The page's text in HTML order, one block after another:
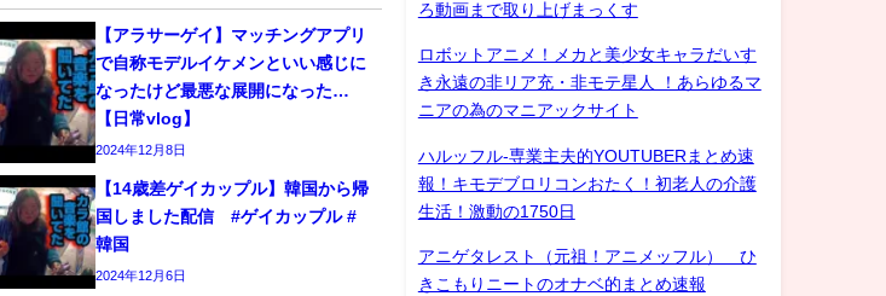
【アラサーゲイ】マッチングアプリ
で自称モデルイケメンといい感じに
なったけど最悪な展開になった…
【日常vlog】
2024年12月8日
【14歳差ゲイカップル】韓国から帰
国しました配信 #ゲイカップル #
韓国
2024年12月6日
ろ動画まで取り上げまっくす
ロボットアニメ！メカと美少女キャラだいす
き永遠の非リア充・非モテ星人 ！あらゆるマ
ニアの為のマニアックサイト
ハルッフル-専業主夫的YOUTUBERまとめ速
報！キモデブロリコンおたく！初老人の介護
生活！激動の1750日
アニゲタレスト（元祖！アニメッフル） ひ
きこもりニートのオナベ的まとめ速報